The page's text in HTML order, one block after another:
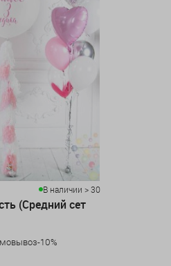
В наличии > 30
(Средний сет
10%